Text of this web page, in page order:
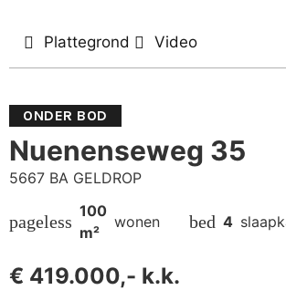
Plattegrond Video
ONDER BOD
Nuenenseweg 35
5667 BA GELDROP
pageless
100
m²
wonen bed 4
€ 419.000,- k.k.